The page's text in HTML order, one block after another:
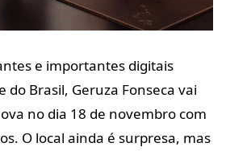
e importantes digitais
do Brasil, Geruza Fonseca vai
no dia 18 de novembro com
O local ainda é surpresa, mas